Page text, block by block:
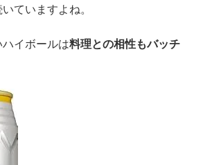
ていますよね。
イボールは料理との相性もバッチ